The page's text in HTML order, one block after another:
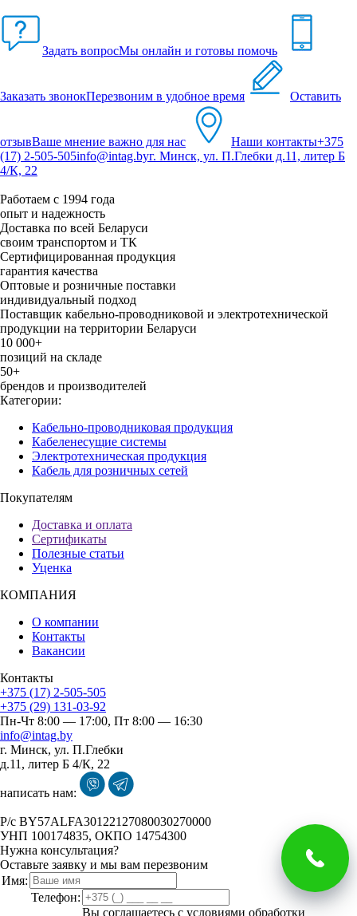
Задать вопросМы онлайн и готовы помочь
Заказать звонокПерезвоним в удобное время Оставить
отзывВаше мнение важно для нас Наши контакты+375
(17) 2-505-505info@intag.byг. Минск, ул. П.Глебки д.11, литер Б
4/К, 22
Работаем с 1994 года
опыт и надежность
Доставка по всей Беларуси
своим транспортом и ТК
Сертифицированная продукция
гарантия качества
Оптовые и розничные поставки
индивидуальный подход
Поставщик кабельно-проводниковой и электротехнической
продукции на территории Беларуси
10 000+
позиций на складе
50+
брендов и производителей
Категории:
Кабельно-проводниковая продукция
Кабеленесущие системы
Электротехническая продукция
Кабель для розничных сетей
Покупателям
Доставка и оплата
Сертификаты
Полезные статьи
Уценка
КОМПАНИЯ
О компании
Контакты
Вакансии
Контакты
+375 (17) 2-505-505
+375 (29) 131-03-92
Пн-Чт 8:00 — 17:00, Пт 8:00 — 16:30
info@intag.by
г. Минск, ул. П.Глебки
д.11, литер Б 4/К, 22
написать нам:
P/с BY57ALFA30122127080030270000
УНП 100174835, ОКПО 14754300
Нужна консультация?
Оставьте заявку и мы вам перезвоним
Имя:
Телефон:
Вы соглашаетесь с условиями обработки